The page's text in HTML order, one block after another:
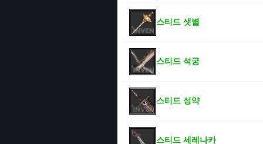
스티드 샛별
스티드 석궁
스티드 성약
스티드 세레나카